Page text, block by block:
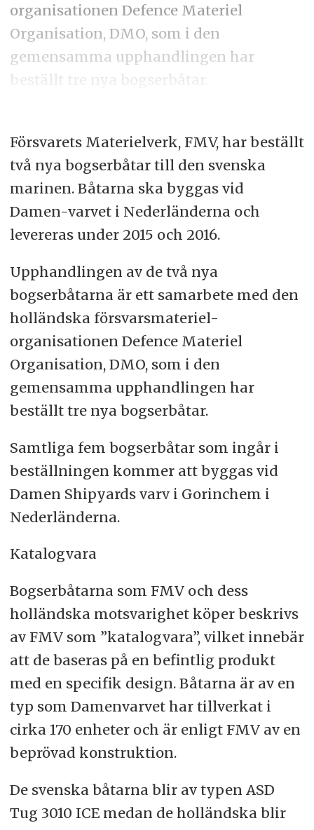
organisationen Defence Materiel
Organisation, DMO, som i den
gemensamma upphandlingen har
beställt tre nya bogserbåtar.
Försvarets Materielverk, FMV, har beställt
två nya bogserbåtar till den svenska
marinen. Båtarna ska byggas vid
Damen-varvet i Nederländerna och
levereras under 2015 och 2016.
Upphandlingen av de två nya
bogserbåtarna är ett samarbete med den
holländska försvarsmateriel-
organisationen Defence Materiel
Organisation, DMO, som i den
gemensamma upphandlingen har
beställt tre nya bogserbåtar.
Samtliga fem bogserbåtar som ingår i
beställningen kommer att byggas vid
Damen Shipyards varv i Gorinchem i
Nederländerna.
Katalogvara
Bogserbåtarna som FMV och dess
holländska motsvarighet köper beskrivs
av FMV som ”katalogvara”, vilket innebär
att de baseras på en befintlig produkt
med en specifik design. Båtarna är av en
typ som Damenvarvet har tillverkat i
cirka 170 enheter och är enligt FMV av en
beprövad konstruktion.
De svenska båtarna blir av typen ASD
Tug 3010 ICE medan de holländska blir